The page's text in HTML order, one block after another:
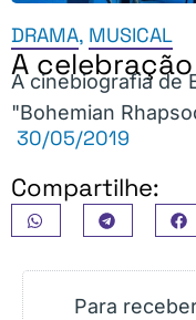
DRAMA, MUSICAL
A
A cinebiografia de
"Bohemian
30/05/2019
Compartilhe:
Para